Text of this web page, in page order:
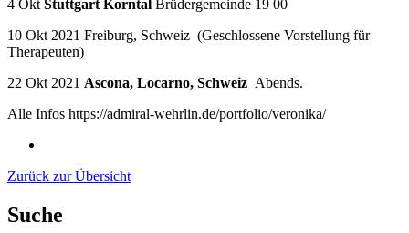
4 Okt Stuttgart Korntal Brüdergemeinde 19 00
10 Okt 2021 Freiburg, Schweiz (Geschlossene Vorstellung für
Therapeuten)
22 Okt 2021 Ascona, Locarno, Schweiz Abends.
Alle Infos https://admiral-wehrlin.de/portfolio/veronika/
Zurück zur Übersicht
Suche